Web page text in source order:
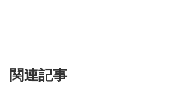
関連記事